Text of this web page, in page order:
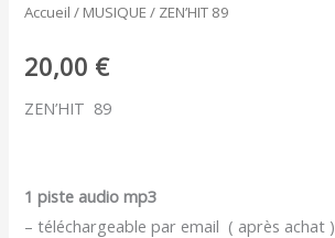
Accueil / MUSIQUE / ZEN’HIT 89
20,00 €
ZEN’HIT 89
1 piste audio mp3
– téléchargeable par email ( après achat )
89